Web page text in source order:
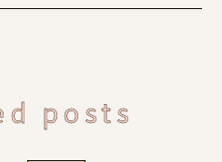
posts